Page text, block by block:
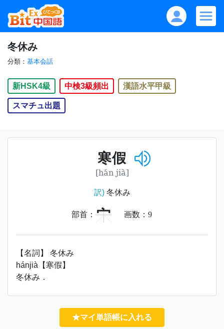
冬休み
分類： 基本会話
新HSK4級 中検3級頻出 漢語水平甲級
スマチュ出題
寒假
[hán jià]
訳)冬休み
部首： 宀 画数： 9
【名詞】 冬休み
hánjià【寒假】
冬休み．
★マイ単語帳に入れる